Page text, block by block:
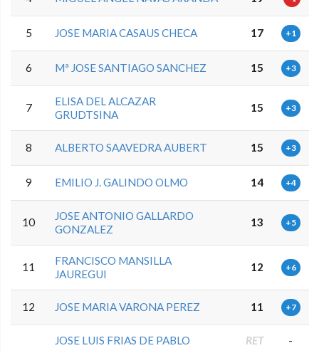
5 JOSE MARIA CASAUS CHECA 17 +1
6 Mª JOSE SANTIAGO SANCHEZ 15 +3
7
ELISA DEL ALCAZAR
GRUDTSINA
15 +3
8 ALBERTO SAAVEDRA AUBERT 15 +3
9 EMILIO J. GALINDO OLMO 14 +4
10
JOSE ANTONIO GALLARDO
GONZALEZ
13 +5
11
FRANCISCO MANSILLA
JAUREGUI
12 +6
12 JOSE MARIA VARONA PEREZ 11 +7
JOSE LUIS FRIAS DE PABLO RET -